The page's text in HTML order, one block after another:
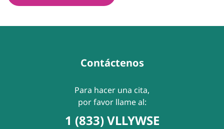
Contáctenos
Para hacer una cita,
por favor llame al:
1 (833) VLLYWSE